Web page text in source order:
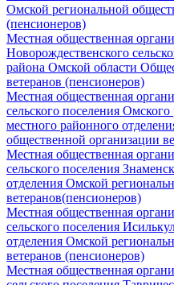
Омской региональной
(пенсионеров)
Местная общественная
Новорождественского
района Омской области
ветеранов (пенсионеров)
Местная общественная
сельского поселения
местного районного
общественной организации
Местная общественная
сельского поселения
отделения Омской
ветеранов(пенсионеров)
Местная общественная
сельского поселения
отделения Омской
ветеранов (пенсионеров)
Местная общественная